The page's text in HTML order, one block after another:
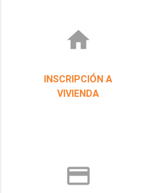
home
INSCRIPCIÓN A
VIVIENDA
credit_card